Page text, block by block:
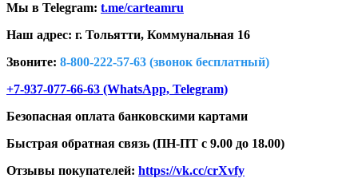
Мы в Telegram: t.me/carteamru
Наш адрес: г. Тольятти, Коммунальная 16
Звоните: 8-800-222-57-63 (звонок бесплатный)
+7-937-077-66-63 (WhatsApp, Telegram)
Безопасная оплата банковскими картами
Быстрая обратная связь (ПН-ПТ с 9.00 до 18.00)
Отзывы покупателей: https://vk.cc/crXvfy